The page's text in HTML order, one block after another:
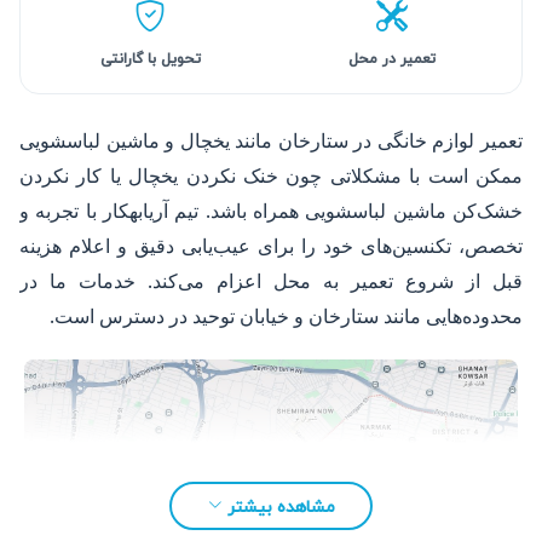
تعمیر در محل تحویل با گارانتی
تعمیر لوازم خانگی در ستارخان مانند یخچال و ماشین لباسشویی
ممکن است با مشکلاتی چون خنک نکردن یخچال یا کار نکردن
خشک‌کن ماشین لباسشویی همراه باشد. تیم آریابهکار با تجربه و
تخصص، تکنسین‌های خود را برای عیب‌یابی دقیق و اعلام هزینه
قبل از شروع تعمیر به محل اعزام می‌کند. خدمات ما در
محدوده‌هایی مانند ستارخان و خیابان توحید در دسترس است.
مشاهده بیشتر